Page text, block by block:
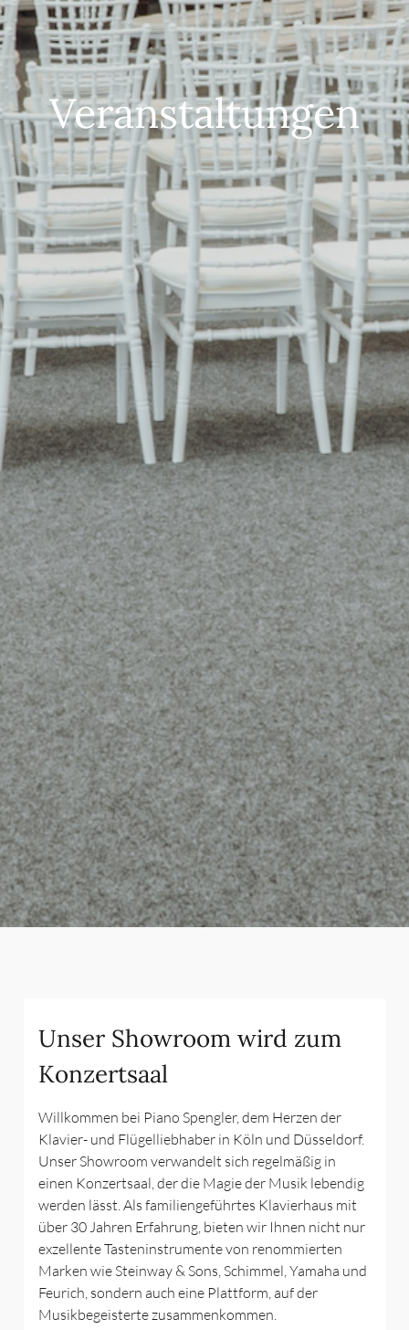
Veranstaltungen
Unser Showroom wird zum
Konzertsaal​
Willkommen bei Piano Spengler, dem Herzen der
Klavier- und Flügelliebhaber in Köln und Düsseldorf.
Unser Showroom verwandelt sich regelmäßig in
einen Konzertsaal, der die Magie der Musik lebendig
werden lässt. Als familiengeführtes Klavierhaus mit
über 30 Jahren Erfahrung, bieten wir Ihnen nicht nur
exzellente Tasteninstrumente von renommierten
Marken wie Steinway & Sons, Schimmel, Yamaha und
Feurich, sondern auch eine Plattform, auf der
Musikbegeisterte zusammenkommen.